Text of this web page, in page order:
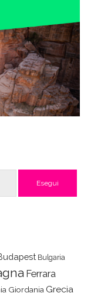
Bulgaria
Ferrara
Giordania Grecia